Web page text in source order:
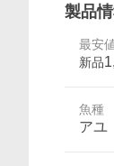
製品
最安
新品
魚種
アユ